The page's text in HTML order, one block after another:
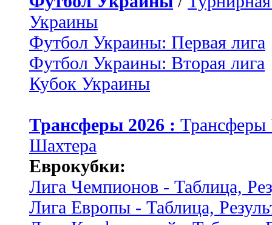
Украины
Футбол Украины: Первая лига
Футбол Украины: Вторая лига
Кубок Украины
Трансферы 2026 :
Шахтера
Еврокубки:
Лига Чемпионов - Таблица,
Лига Европы - Таблица,